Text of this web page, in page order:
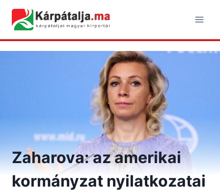
content
Zaharova: az amerikai
kormányzat nyilatkozatai